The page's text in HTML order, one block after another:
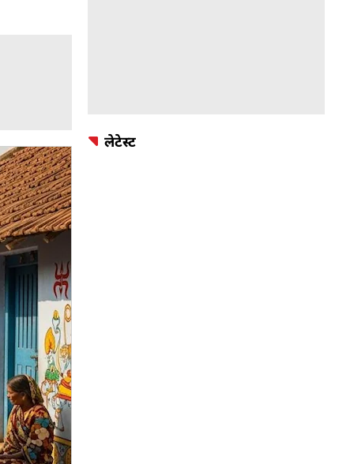
लेटेस्ट